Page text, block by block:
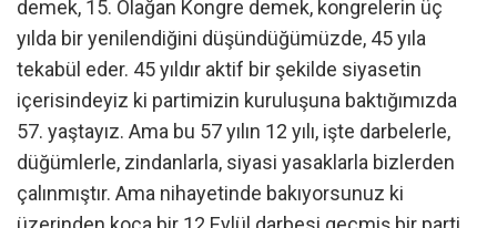
demek, 15. Olağan Kongre demek, kongrelerin üç
yılda bir yenilendiğini düşündüğümüzde, 45 yıla
tekabül eder. 45 yıldır aktif bir şekilde siyasetin
içerisindeyiz ki partimizin kuruluşuna baktığımızda
57. yaştayız. Ama bu 57 yılın 12 yılı, işte darbelerle,
düğümlerle, zindanlarla, siyasi yasaklarla bizlerden
çalınmıştır. Ama nihayetinde bakıyorsunuz ki